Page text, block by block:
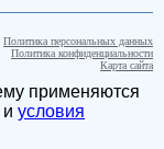
Политика персональных данных
Политика конфиденциальности
Карта сайта
применяются
условия